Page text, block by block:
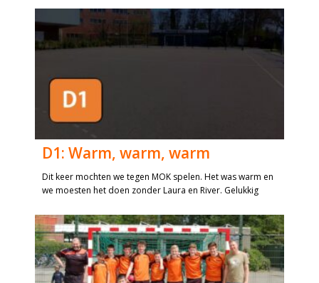
D1: Warm, warm, warm
Dit keer mochten we tegen MOK spelen. Het was warm en
we moesten het doen zonder Laura en River. Gelukkig